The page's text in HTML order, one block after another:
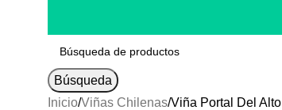
Búsqueda
Inicio Viñas Chilenas Viña Portal Del Alto